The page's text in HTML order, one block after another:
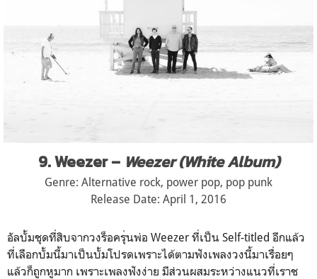
9. Weezer – Weezer (White Album)
Genre: Alternative rock, power pop, pop punk
Release Date: April 1, 2016
อัลบั้มชุดที่สิบจากวงร็อครุ่นพ่อ Weezer ที่เป็น Self-titled อีกแล้ว
ที่เลือกบั้มนี้มาเป็นบั้มโปรดเพราะได้ตามฟังเพลงวงนี้มาเรื่อยๆ
แล้วก็ถูกหูมาก เพราะเพลงฟังง่าย มีส่วนผสมระหว่างแนวที่เราช